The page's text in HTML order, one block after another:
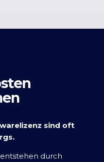
sind oft
durch